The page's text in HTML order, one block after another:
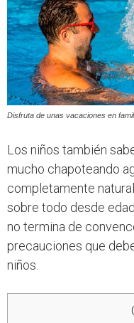
Disfruta de unas vacaciones en
Los niños también
mucho chapoteando
completamente natural
sobre todo desde
no termina de
precauciones que
niños.